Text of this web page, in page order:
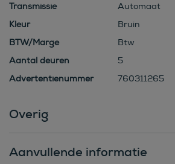
Transmissie
Automaat
Kleur
Bruin
BTW/Marge
Btw
Aantal deuren
5
Advertentienummer
760311265
Overig
Aanvullende informatie